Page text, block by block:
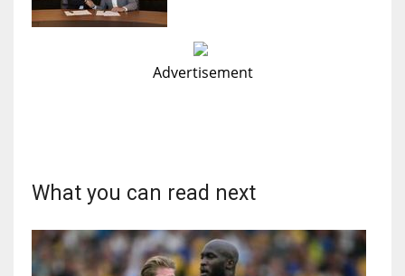
Advertisement
What you can read next